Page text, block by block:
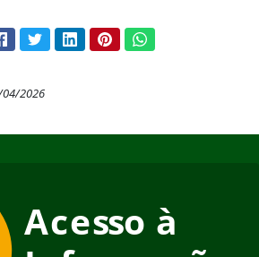
conteúdo:
FacebookTwitterLinkedInPinterestWhatsApp
04/2026